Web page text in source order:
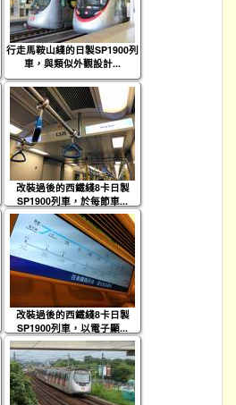
行走馬鞍山綫的日製SP1900列
車，與類似外觀設計...
改裝過後的西鐵綫8卡日製
SP1900列車，於每節車...
改裝過後的西鐵綫8卡日製
SP1900列車，以電子顯...